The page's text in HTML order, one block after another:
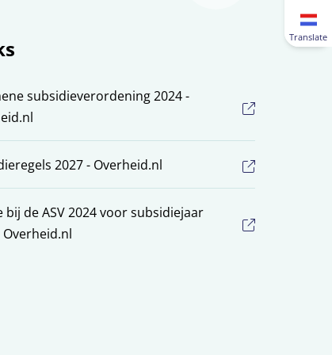
Translate
subsidieverordening 2024 -
2027 - Overheid.nl
bij de ASV 2024 voor subsidiejaar
Overheid.nl